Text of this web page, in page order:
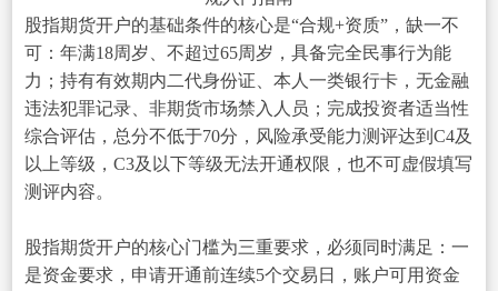
股指期货开户的基础条件的核心是“合规+资质”，缺一不
可：年满18周岁、不超过65周岁，具备完全民事行为能
力；持有有效期内二代身份证、本人一类银行卡，无金融
违法犯罪记录、非期货市场禁入人员；完成投资者适当性
综合评估，总分不低于70分，风险承受能力测评达到C4及
以上等级，C3及以下等级无法开通权限，也不可虚假填写
测评内容。
股指期货开户的核心门槛为三重要求，必须同时满足：一
是资金要求，申请开通前连续5个交易日，账户可用资金